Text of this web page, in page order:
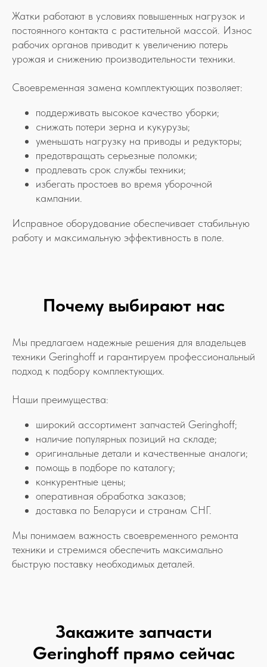
Жатки работают в условиях повышенных нагрузок и
постоянного контакта с растительной массой. Износ
рабочих органов приводит к увеличению потерь
урожая и снижению производительности техники.
Своевременная замена комплектующих позволяет:
поддерживать высокое качество уборки;
снижать потери зерна и кукурузы;
уменьшать нагрузку на приводы и редукторы;
предотвращать серьезные поломки;
продлевать срок службы техники;
избегать простоев во время уборочной
кампании.
Исправное оборудование обеспечивает стабильную
работу и максимальную эффективность в поле.
Почему выбирают нас
Мы предлагаем надежные решения для владельцев
техники Geringhoff и гарантируем профессиональный
подход к подбору комплектующих.
Наши преимущества:
широкий ассортимент запчастей Geringhoff;
наличие популярных позиций на складе;
оригинальные детали и качественные аналоги;
помощь в подборе по каталогу;
конкурентные цены;
оперативная обработка заказов;
доставка по Беларуси и странам СНГ.
Мы понимаем важность своевременного ремонта
техники и стремимся обеспечить максимально
быструю поставку необходимых деталей.
Закажите запчасти
Geringhoff прямо сейчас